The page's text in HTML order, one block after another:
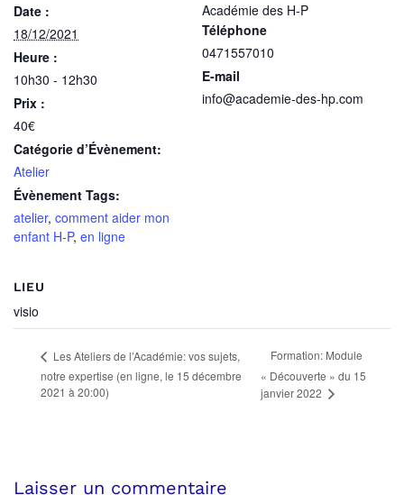
Date :
18/12/2021
Heure :
10h30 - 12h30
Prix :
40€
Catégorie d’Évènement:
Atelier
Évènement Tags:
atelier, comment aider mon
enfant H-P, en ligne
Académie des H-P
Téléphone
0471557010
E-mail
info@academie-des-hp.com
LIEU
visio
Les Ateliers de l’Académie: vos sujets,
notre expertise (en ligne, le 15 décembre
2021 à 20:00)
Formation: Module
« Découverte » du 15
janvier 2022
Laisser un commentaire